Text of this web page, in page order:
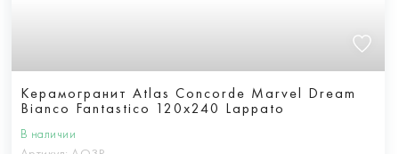
Керамогранит Atlas Concorde Marvel Dream
Bianco Fantastico 120x240 Lappato
В наличии